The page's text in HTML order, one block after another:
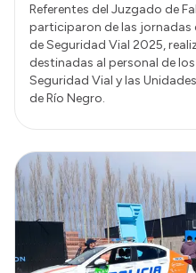
Referentes del Juzgado de
participaron de las jornadas
de Seguridad Vial 2025,
destinadas al personal de
Seguridad Vial y las
de Río Negro.